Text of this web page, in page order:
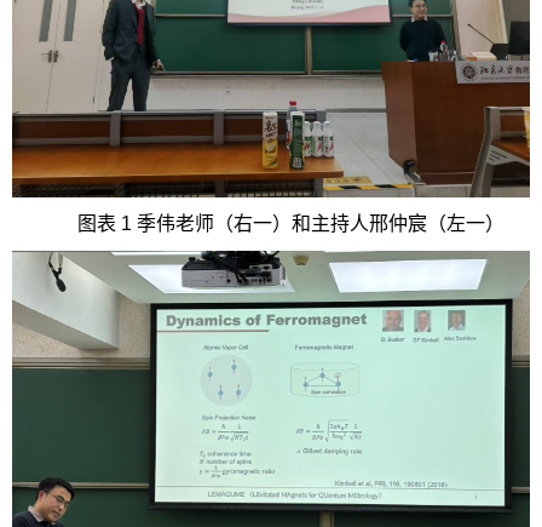
图表 1 季伟老师（右一）和主持人邢仲宸（左一）